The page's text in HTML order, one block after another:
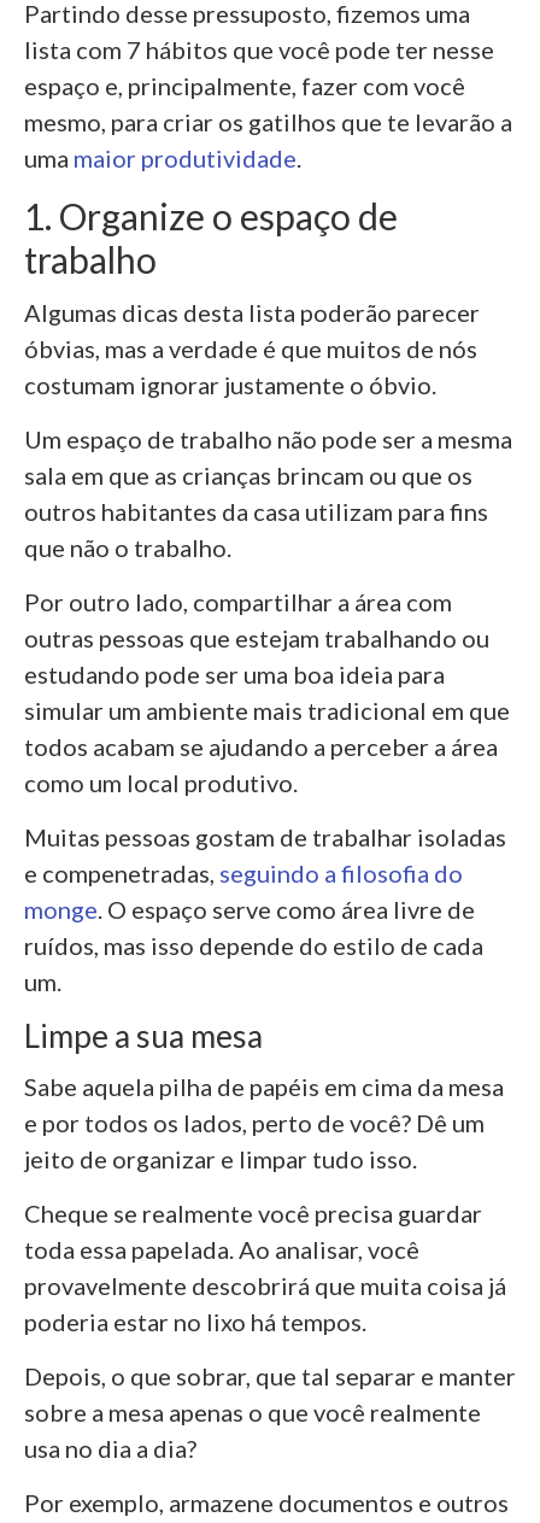
Partindo desse pressuposto, fizemos uma
lista com 7 hábitos que você pode ter nesse
espaço e, principalmente, fazer com você
mesmo, para criar os gatilhos que te levarão a
uma maior produtividade
1. Organize o espaço de
trabalho
Algumas dicas desta lista poderão parecer
óbvias, mas a verdade é que muitos de nós
costumam ignorar justamente o óbvio.
Um espaço de trabalho não pode ser a mesma
sala em que as crianças brincam ou que os
outros habitantes da casa utilizam para fins
que não o trabalho.
Por outro lado, compartilhar a área com
outras pessoas que estejam trabalhando ou
estudando pode ser uma boa ideia para
simular um ambiente mais tradicional em que
todos acabam se ajudando a perceber a área
como um local produtivo.
Muitas pessoas gostam de trabalhar isoladas
e compenetradas, seguindo a filosofia do
monge . O espaço serve como área livre de
ruídos, mas isso depende do estilo de cada
um.
Limpe a sua mesa
Sabe aquela pilha de papéis em cima da mesa
e por todos os lados, perto de você? Dê um
jeito de organizar e limpar tudo isso.
Cheque se realmente você precisa guardar
toda essa papelada. Ao analisar, você
provavelmente descobrirá que muita coisa já
poderia estar no lixo há tempos.
Depois, o que sobrar, que tal separar e manter
sobre a mesa apenas o que você realmente
usa no dia a dia?
Por exemplo, armazene documentos e outros